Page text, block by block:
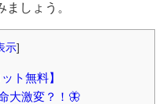
しょう。
示]
ト無料】
大激変？！🦋